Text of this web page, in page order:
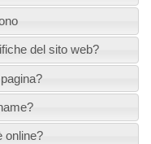
del sito web?
online?